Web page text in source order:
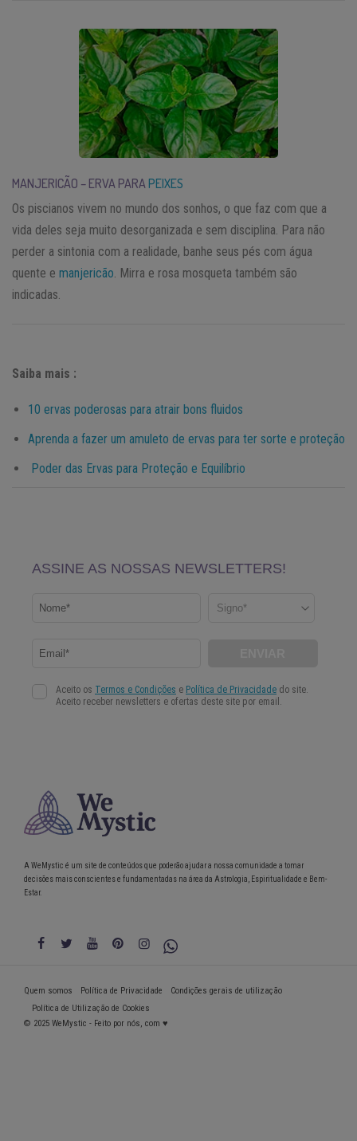
MANJERICÃO – ERVA PARA PEIXES
Os piscianos vivem no mundo dos sonhos, o que faz com que a
vida deles seja muito desorganizada e sem disciplina. Para não
perder a sintonia com a realidade, banhe seus pés com água
quente e manjericão . Mirra e rosa mosqueta também são
indicadas.
Saiba mais :
10 ervas poderosas para atrair bons fluidos
Aprenda a fazer um amuleto de ervas para ter sorte e proteção
Poder das Ervas para Proteção e Equilíbrio
A WeMystic é um site de conteúdos que poderão ajudar a nossa comunidade a tomar
decisões mais conscientes e fundamentadas na área da Astrologia, Espiritualidade e Bem-
Estar.
Quem somos Política de Privacidade
Condições gerais de utilização
Política de Utilização de Cookies
© 2025 WeMystic - Feito por nós, com ♥